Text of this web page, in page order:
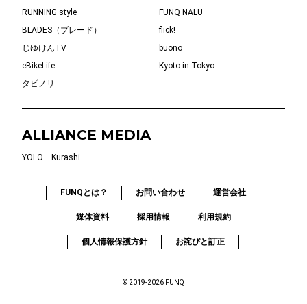
RUNNING style
FUNQ NALU
BLADES（ブレード）
flick!
じゆけんTV
buono
eBikeLife
Kyoto in Tokyo
タビノリ
ALLIANCE MEDIA
YOLO Kurashi
FUNQとは？ お問い合わせ 運営会社
媒体資料 採用情報 利用規約
個人情報保護方針 お詫びと訂正
© 2019-2026 FUNQ